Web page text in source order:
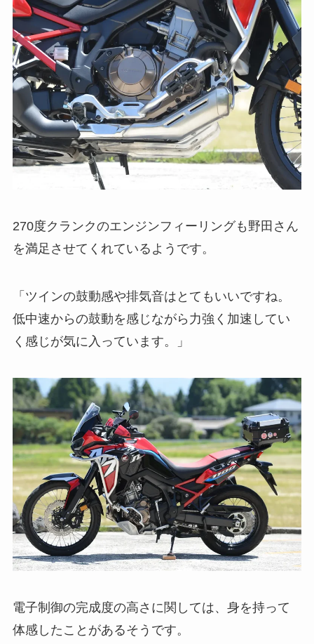
270度クランクのエンジンフィーリングも野田さん
を満足させてくれているようです。
「ツインの鼓動感や排気音はとてもいいですね。
低中速からの鼓動を感じながら力強く加速してい
く感じが気に入っています。」
電子制御の完成度の高さに関しては、身を持って
体感したことがあるそうです。